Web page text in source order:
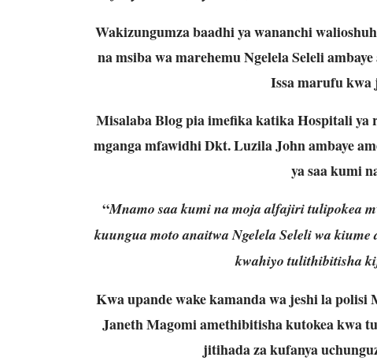
Wakizungumza baadhi ya wananchi
na msiba wa marehemu Ngelela Seleli
Issa marufu kwa
Misalaba Blog pia imefika katika Hospitali ya
mganga mfawidhi Dkt. Luzila John ambaye
ya saa kumi
“Mnamo saa kumi na moja alfajiri tulipokea
kuungua moto anaitwa Ngelela Seleli wa
kwahiyo tulithibitisha
Kwa upande wake kamanda wa jeshi la
Janeth Magomi amethibitisha kutokea kwa
jitihada za kufanya